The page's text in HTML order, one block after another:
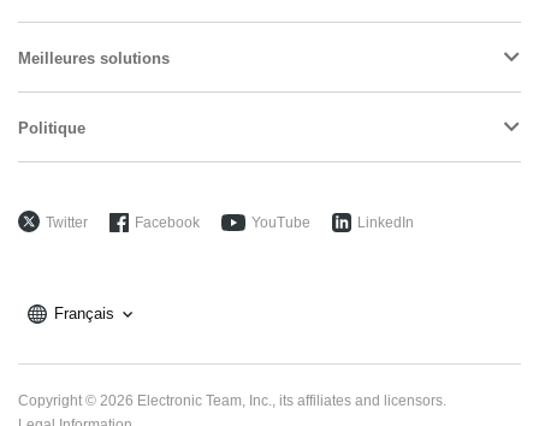
Electronic Team uses cookies to personalize your
experience on our website. By continuing to use this site,
Meilleures solutions
Politique
Twitter Facebook YouTube LinkedIn
Français
Copyright © 2026 Electronic Team, Inc., its affiliates and licensors.